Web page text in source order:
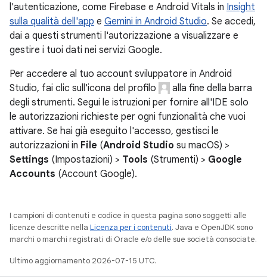
l'autenticazione, come Firebase e Android Vitals in Insight
sulla qualità dell'app e Gemini in Android Studio. Se accedi,
dai a questi strumenti l'autorizzazione a visualizzare e
gestire i tuoi dati nei servizi Google.
Per accedere al tuo account sviluppatore in Android
Studio, fai clic sull'icona del profilo
alla fine della barra
degli strumenti. Segui le istruzioni per fornire all'IDE solo
le autorizzazioni richieste per ogni funzionalità che vuoi
attivare. Se hai già eseguito l'accesso, gestisci le
autorizzazioni in File (Android Studio su macOS) >
Settings (Impostazioni) > Tools (Strumenti) > Google
Accounts (Account Google).
I campioni di contenuti e codice in questa pagina sono soggetti alle
licenze descritte nella Licenza per i contenuti. Java e OpenJDK sono
marchi o marchi registrati di Oracle e/o delle sue società consociate.
Ultimo aggiornamento 2026-07-15 UTC.